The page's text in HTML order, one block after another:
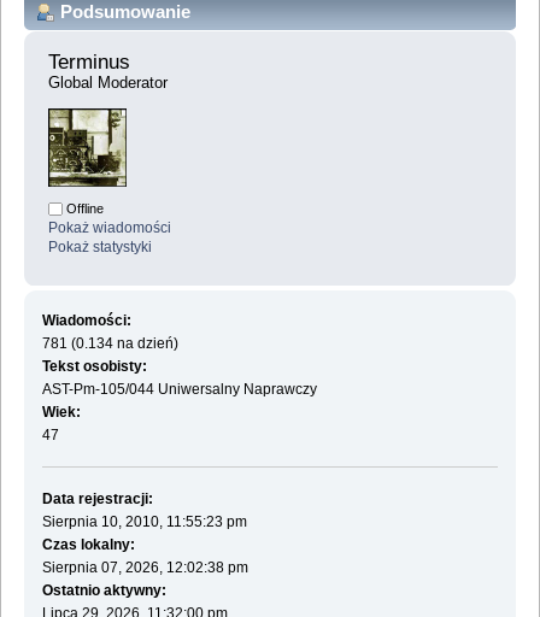
Podsumowanie
Terminus
Global Moderator
Offline
Pokaż wiadomości
Pokaż statystyki
Wiadomości:
781 (0.134 na dzień)
Tekst osobisty:
AST-Pm-105/044 Uniwersalny Naprawczy
Wiek:
47
Data rejestracji:
Sierpnia 10, 2010, 11:55:23 pm
Czas lokalny:
Sierpnia 07, 2026, 12:02:38 pm
Ostatnio aktywny:
Lipca 29, 2026, 11:32:00 pm